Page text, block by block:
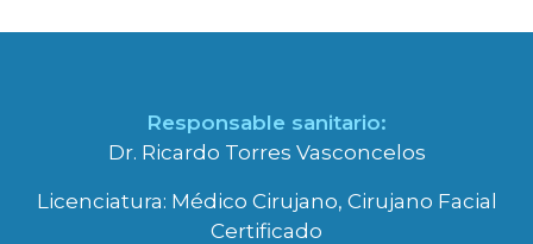
Responsable sanitario:
Dr. Ricardo Torres Vasconcelos
Licenciatura: Médico Cirujano, Cirujano Facial
Certificado